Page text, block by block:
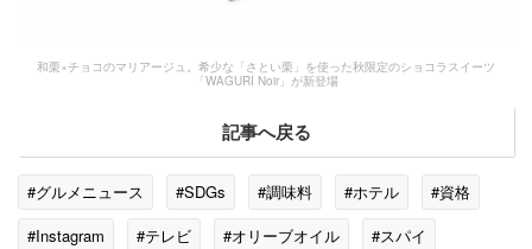
和栗×チョコのマリアージュ。希少な「さとい栗」を使った秋限定のショコラスイーツ
「WAGURI Noir」が新登場
記事へ戻る
#グルメニュース #SDGs #調味料 #ホテル
#資格
#Instagram
#テレビ #オリーブオイル
#スパイ